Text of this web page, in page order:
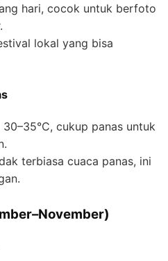
hari, cocok untuk berfoto
lokal yang bisa
cukup panas untuk
terbiasa cuaca panas, ini